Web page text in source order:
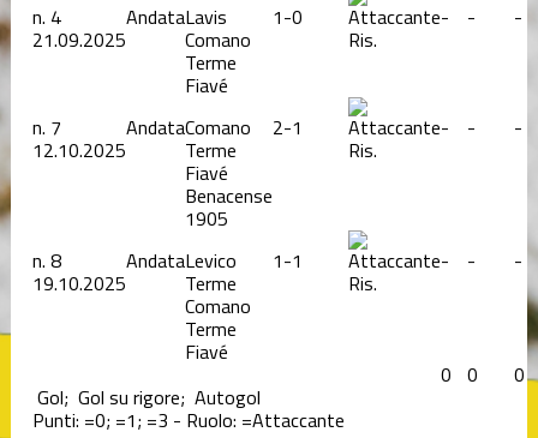
n. 4
21.09.2025
AndataLavis
Comano
Terme
Fiavé
1-0
Ris.
- - -
n. 7
12.10.2025
AndataComano
Terme
Fiavé
Benacense
1905
2-1
Ris.
- - -
n. 8
19.10.2025
AndataLevico
Terme
Comano
Terme
Fiavé
1-1
Ris.
- - -
0 0 0
Gol; Gol su rigore; Autogol
Punti: =0; =1; =3 - Ruolo: =Attaccante